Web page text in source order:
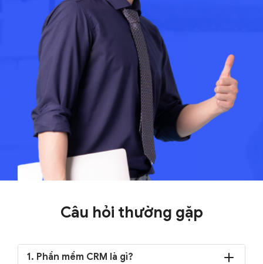
Câu hỏi thường gặp
1. Phần mềm CRM là gì?